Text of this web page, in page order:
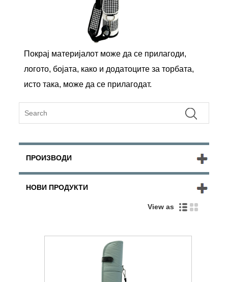
Покрај материјалот може да се прилагоди,
логото, бојата, како и додатоците за торбата,
исто така, може да се прилагодат.
ПРОИЗВОДИ
НОВИ ПРОДУКТИ
View as